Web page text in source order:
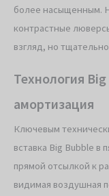
более насыщенным.
контрастные
взгляд, но
Технология
амортизация
Ключевым
вставка Big Bubble в
прямой отсылкой к
видимая воздушная